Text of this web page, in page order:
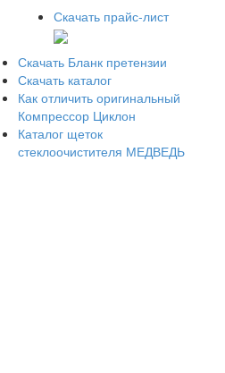
Скачать прайс-лист
Скачать Бланк претензии
Скачать каталог
Как отличить оригинальный
Компрессор Циклон
Каталог щеток
стеклоочистителя МЕДВЕДЬ